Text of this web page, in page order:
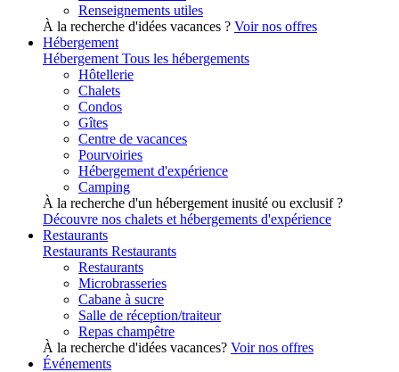
Renseignements utiles
À la recherche d'idées vacances ? Voir nos offres
Hébergement
Hébergement Tous les hébergements
Hôtellerie
Chalets
Condos
Gîtes
Centre de vacances
Pourvoiries
Hébergement d'expérience
Camping
À la recherche d'un hébergement inusité ou exclusif ?
Découvre nos chalets et hébergements d'expérience
Restaurants
Restaurants Restaurants
Restaurants
Microbrasseries
Cabane à sucre
Salle de réception/traiteur
Repas champêtre
À la recherche d'idées vacances? Voir nos offres
Événements